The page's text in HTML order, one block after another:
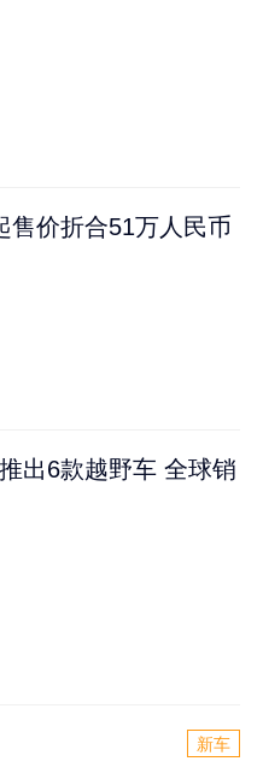
售价折合51万人民币
出6款越野车 全球销
新车